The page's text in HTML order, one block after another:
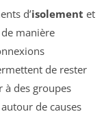
d’isolement et
manière
de rester
à des groupes
de causes